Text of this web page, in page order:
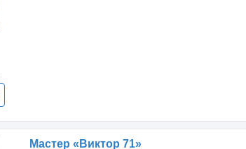
Мастер «Виктор 71»